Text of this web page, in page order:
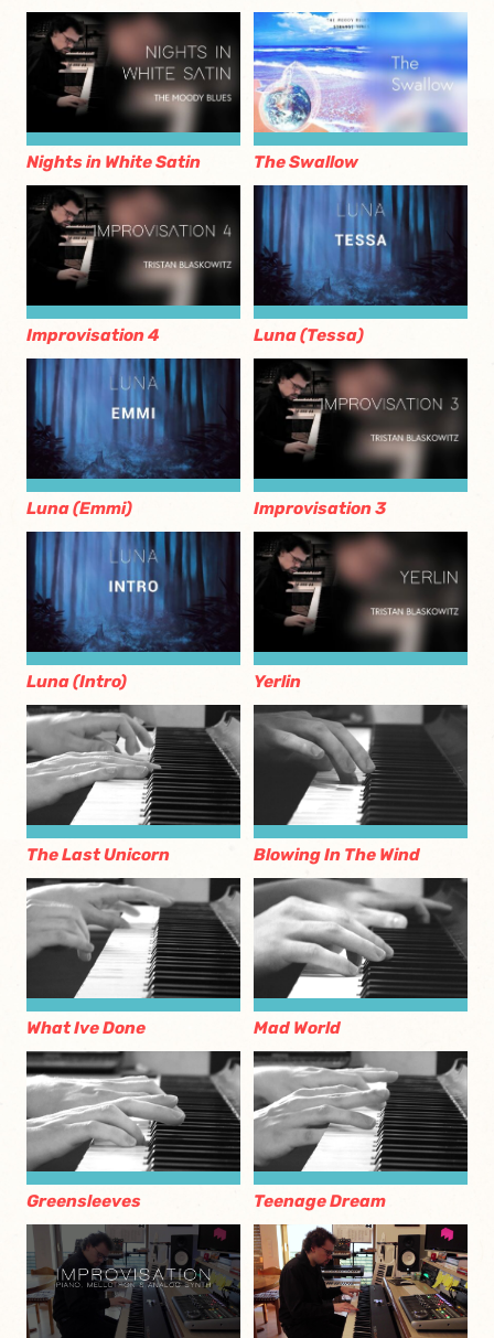
Nights in White Satin The Swallow
Improvisation 4 Luna (Tessa)
Luna (Emmi) Improvisation 3
Luna (Intro) Yerlin
The Last Unicorn Blowing In The Wind
What Ive Done Mad World
Greensleeves Teenage Dream